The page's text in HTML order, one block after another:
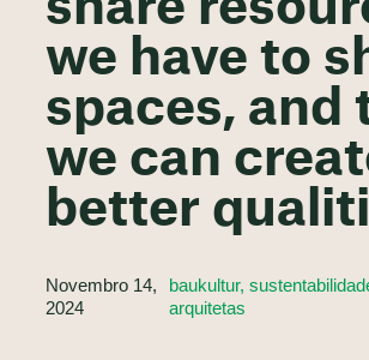
we have to
spaces, and
we can
better
Novembro 14,
2024
baukultur,
arquitetas